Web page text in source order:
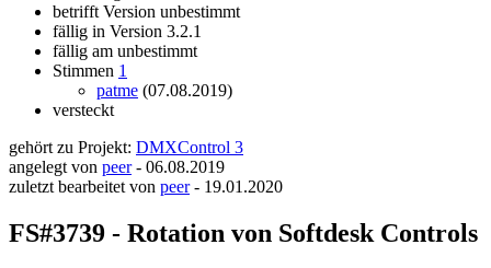
betrifft Version unbestimmt
fällig in Version 3.2.1
fällig am unbestimmt
Stimmen 1
patme (07.08.2019)
versteckt
gehört zu Projekt: DMXControl 3
angelegt von peer- 06.08.2019
zuletzt bearbeitet von peer- 19.01.2020
FS#3739 - Rotation von Softdesk Controls